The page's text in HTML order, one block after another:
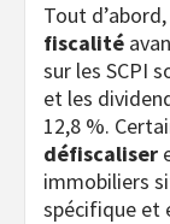
Tout
fiscalité
sur les SCPI
et les
12,8 %.
défiscaliser
immobiliers
spécifique et